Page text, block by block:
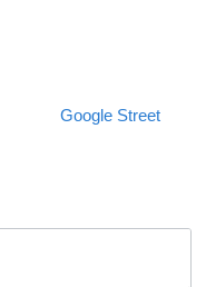
Google Street